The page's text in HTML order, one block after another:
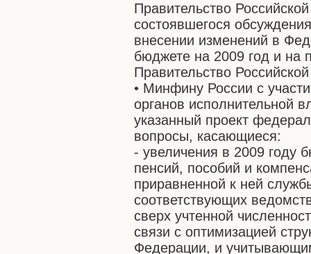
Правительство
состоявшегося
внесении изменений в
бюджете на 2009 год и на
Правительство
• Минфину России с
органов исполнительной
указанный проект
вопросы, касающиеся:
- увеличения в 2009 году
пенсий, пособий и
приравненной к ней
соответствующих
сверх учтенной
связи с оптимизацией
Федерации, и